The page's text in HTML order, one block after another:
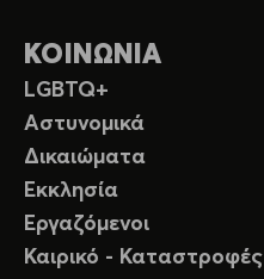
ΚΟΙΝΩΝΙΑ
LGBTQ+
Αστυνομικά
Δικαιώματα
Εκκλησία
Εργαζόμενοι
Καιρικό - Καταστροφές